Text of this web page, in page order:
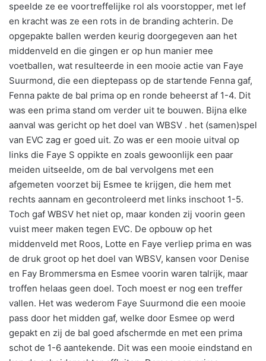
speelde ze ee voortreffelijke rol als voorstopper, met lef
en kracht was ze een rots in de branding achterin. De
opgepakte ballen werden keurig doorgegeven aan het
middenveld en die gingen er op hun manier mee
voetballen, wat resulteerde in een mooie actie van Faye
Suurmond, die een dieptepass op de startende Fenna gaf,
Fenna pakte de bal prima op en ronde beheerst af 1-4. Dit
was een prima stand om verder uit te bouwen. Bijna elke
aanval was gericht op het doel van WBSV . het (samen)spel
van EVC zag er goed uit. Zo was er een mooie uitval op
links die Faye S oppikte en zoals gewoonlijk een paar
meiden uitseelde, om de bal vervolgens met een
afgemeten voorzet bij Esmee te krijgen, die hem met
rechts aannam en gecontroleerd met links inschoot 1-5.
Toch gaf WBSV het niet op, maar konden zij voorin geen
vuist meer maken tegen EVC. De opbouw op het
middenveld met Roos, Lotte en Faye verliep prima en was
de druk groot op het doel van WBSV, kansen voor Denise
en Fay Brommersma en Esmee voorin waren talrijk, maar
troffen helaas geen doel. Toch moest er nog een treffer
vallen. Het was wederom Faye Suurmond die een mooie
pass door het midden gaf, welke door Esmee op werd
gepakt en zij de bal goed afschermde en met een prima
schot de 1-6 aantekende. Dit was een mooie eindstand en